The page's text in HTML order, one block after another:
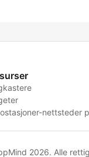
nettsteder
2026. Alle